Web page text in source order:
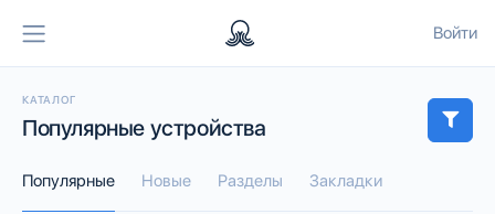
Войти
КАТАЛОГ
Популярные устройства
Популярные Новые Разделы Закладки